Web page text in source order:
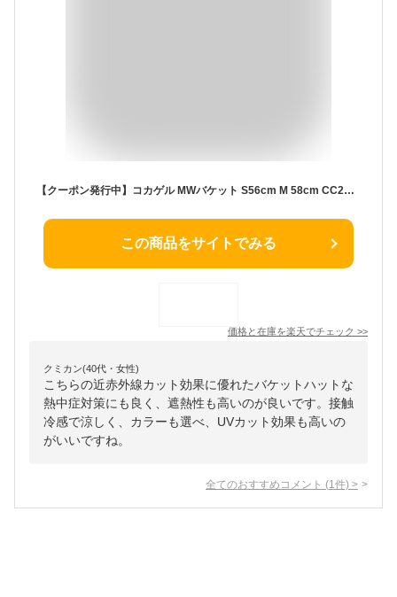
【クーポン発行中】コカゲル MWバケット S56cm M 58cm CC2R802 Sサイズ Mサイズ 遮熱 UVカット 近赤外線カット 接触冷感 帽子 ハット バケットハット メンズ レディース ユニセックス 夏 暑さ対策 熱中症対策【メール便送料無料】
この商品をサイトでみる
価格と在庫を楽天でチェック >>
クミカン(40代・女性)
こちらの近赤外線カット効果に優れたバケットハットな
熱中症対策にも良く、遮熱性も高いのが良いです。接触
冷感で涼しく、カラーも選べ、UVカット効果も高いの
がいいですね。
全てのおすすめコメント (1 件) >